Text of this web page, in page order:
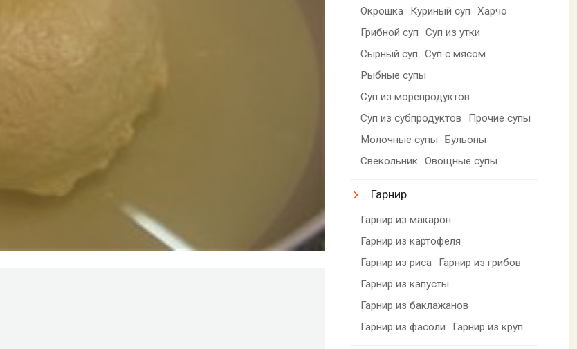
Окрошка
Куриный суп
Харчо
Грибной суп
Суп из утки
Сырный суп
Суп с мясом
Рыбные супы
Суп из морепродуктов
Суп из субпродуктов
Прочие супы
Молочные супы
Бульоны
Свекольник Овощные супы
Гарнир
Гарнир из макарон
Гарнир из картофеля
Гарнир из риса
Гарнир из грибов
Гарнир из капусты
Гарнир из баклажанов
Гарнир из фасоли
Гарнир из круп